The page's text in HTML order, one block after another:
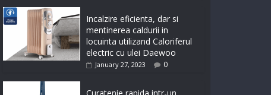
Incalzire eficienta, dar si
mentinerea caldurii in
locuinta utilizand Caloriferul
electric cu ulei Daewoo
January 27, 2023 0
Curatenie rapida intr-un